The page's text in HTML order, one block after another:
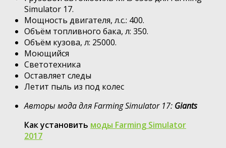
Simulator 17.
Мощность двигателя, л.с.: 400.
Объём топливного бака, л: 350.
Объём кузова, л: 25000.
Моющийся
Светотехника
Оставляет следы
Летит пыль из под колес
Авторы мода для Farming Simulator 17: Giants
Как установить моды Farming Simulator
2017